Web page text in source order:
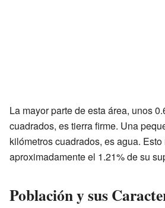
La mayor parte de esta área, unos
cuadrados, es tierra firme. Una
kilómetros cuadrados, es agua.
aproximadamente el 1.21% de su
Población y sus